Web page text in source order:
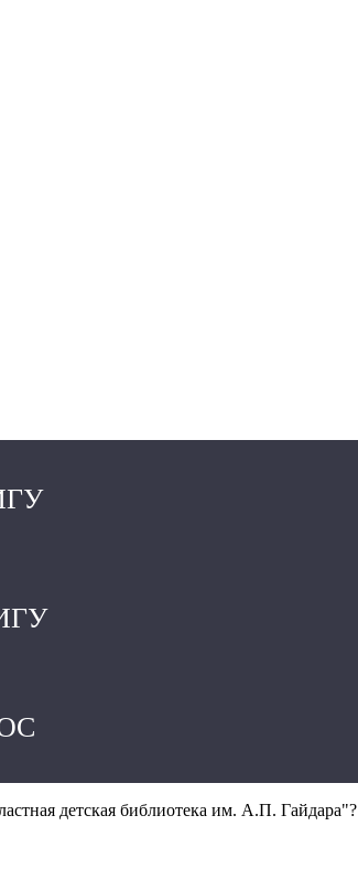
детская библиотека им. А.П. Гайдара"?